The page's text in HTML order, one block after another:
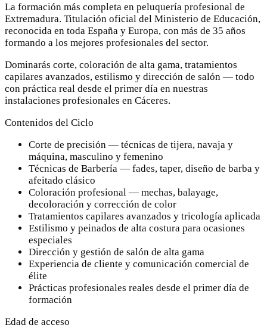
La formación más completa en peluquería profesional de
Extremadura. Titulación oficial del Ministerio de Educación,
reconocida en toda España y Europa, con más de 35 años
formando a los mejores profesionales del sector.
Dominarás corte, coloración de alta gama, tratamientos
capilares avanzados, estilismo y dirección de salón — todo
con práctica real desde el primer día en nuestras
instalaciones profesionales en Cáceres.
Contenidos del Ciclo
Corte de precisión — técnicas de tijera, navaja y
máquina, masculino y femenino
Técnicas de Barbería — fades, taper, diseño de barba y
afeitado clásico
Coloración profesional — mechas, balayage,
decoloración y corrección de color
Tratamientos capilares avanzados y tricología aplicada
Estilismo y peinados de alta costura para ocasiones
especiales
Dirección y gestión de salón de alta gama
Experiencia de cliente y comunicación comercial de
élite
Prácticas profesionales reales desde el primer día de
formación
Edad de acceso